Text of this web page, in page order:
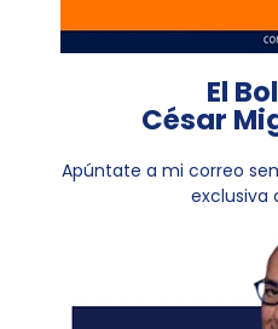
El
César
Apúntate a mi correo
exclusiva